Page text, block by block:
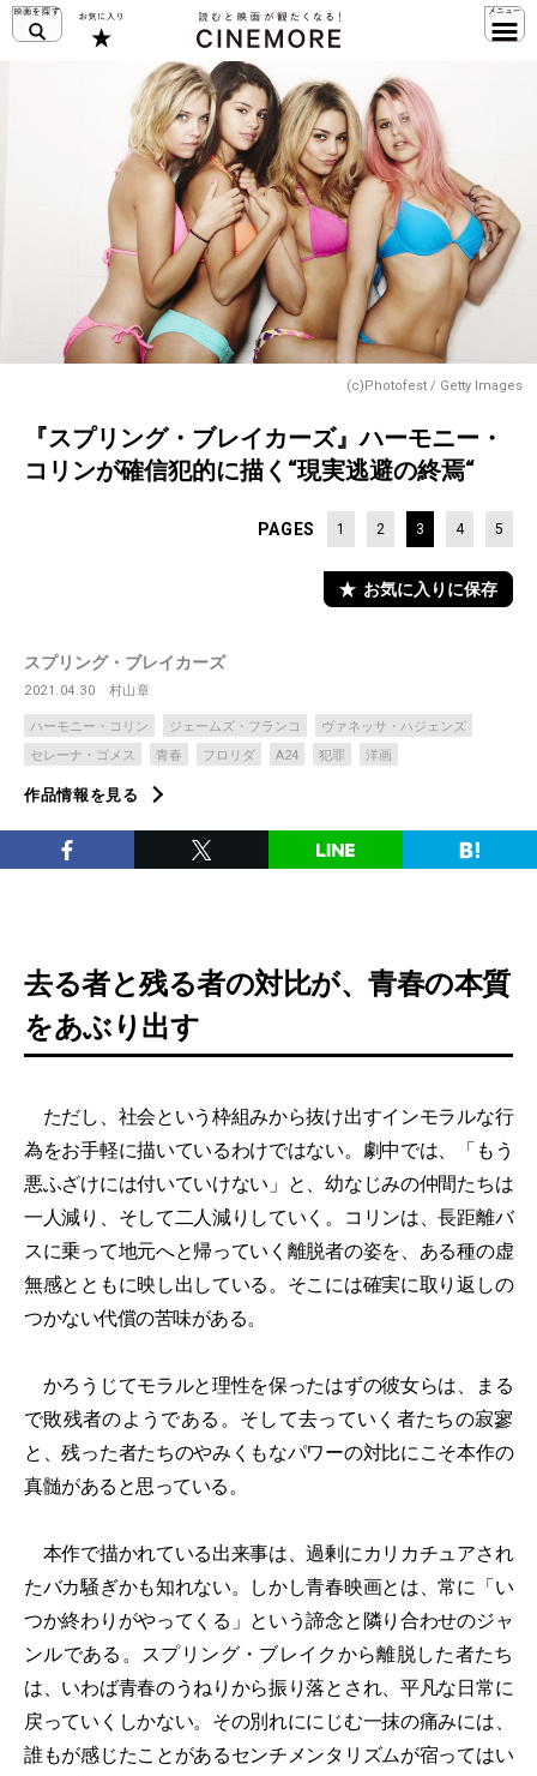
(c)Photofest / Getty Images
『スプリング・ブレイカーズ』ハーモニー・
コリンが確信犯的に描く“現実逃避の終焉“
PAGES 1 2 3 4 5
お気に入りに保存
スプリング・ブレイカーズ
2021.04.30 村山章
ハーモニー・コリン ジェームズ・フランコ
ヴァネッサ・ハジェンズ
セレーナ・ゴメス
青春 フロリダ A24 犯罪 洋画
作品情報を見る
去る者と残る者の対比が、青春の本質
をあぶり出す
ただし、社会という枠組みから抜け出すインモラルな行
為をお手軽に描いているわけではない。劇中では、「もう
悪ふざけには付いていけない」と、幼なじみの仲間たちは
一人減り、そして二人減りしていく。コリンは、長距離バ
スに乗って地元へと帰っていく離脱者の姿を、ある種の虚
無感とともに映し出している。そこには確実に取り返しの
つかない代償の苦味がある。
かろうじてモラルと理性を保ったはずの彼女らは、まる
で敗残者のようである。そして去っていく者たちの寂寥
と、残った者たちのやみくもなパワーの対比にこそ本作の
真髄があると思っている。
本作で描かれている出来事は、過剰にカリカチュアされ
たバカ騒ぎかも知れない。しかし青春映画とは、常に「い
つか終わりがやってくる」という諦念と隣り合わせのジャ
ンルである。スプリング・ブレイクから離脱した者たち
は、いわば青春のうねりから振り落とされ、平凡な日常に
戻っていくしかない。その別れににじむ一抹の痛みには、
誰もが感じたことがあるセンチメンタリズムが宿ってはい